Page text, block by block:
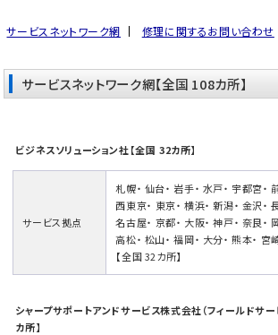
サービスネットワーク網 修理に関するお問い合わせ
サービスネットワーク網【全国 108カ所】
ビジネスソリューション社【全国 32カ所】
サービス拠点
札幌・ 仙台・ 岩手・ 水戸・ 宇都宮・
西東京・ 東京・ 横浜・新潟・ 金沢・
名古屋・ 京都・ 大阪・神戸・ 奈良・
高松・ 松山・福岡・ 大分・熊本・ 宮
【全国 32カ所】
シャープサポートアンドサービス株式会社（フィールドサ
カ所】